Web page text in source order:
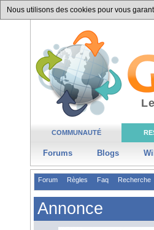
Nous utilisons des cookies pour vous
COMMUNAUTÉ
Forums Blogs
Forum Règles Faq Recherche
Annonce